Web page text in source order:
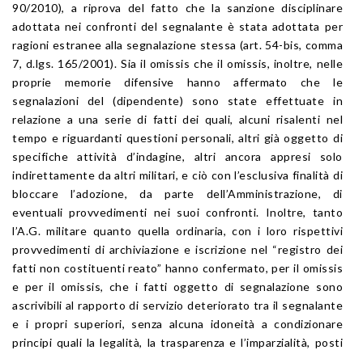
90/2010), a riprova del fatto che la sanzione disciplinare
adottata nei confronti del segnalante è stata adottata per
ragioni estranee alla segnalazione stessa (art. 54-bis, comma
7, d.lgs. 165/2001). Sia il omissis che il omissis, inoltre, nelle
proprie memorie difensive hanno affermato che le
segnalazioni del (dipendente) sono state effettuate in
relazione a una serie di fatti dei quali, alcuni risalenti nel
tempo e riguardanti questioni personali, altri già oggetto di
specifiche attività d’indagine, altri ancora appresi solo
indirettamente da altri militari, e ciò con l’esclusiva finalità di
bloccare l’adozione, da parte dell’Amministrazione, di
eventuali provvedimenti nei suoi confronti. Inoltre, tanto
l’A.G. militare quanto quella ordinaria, con i loro rispettivi
provvedimenti di archiviazione e iscrizione nel “registro dei
fatti non costituenti reato” hanno confermato, per il omissis
e per il omissis, che i fatti oggetto di segnalazione sono
ascrivibili al rapporto di servizio deteriorato tra il segnalante
e i propri superiori, senza alcuna idoneità a condizionare
principi quali la legalità, la trasparenza e l’imparzialità, posti